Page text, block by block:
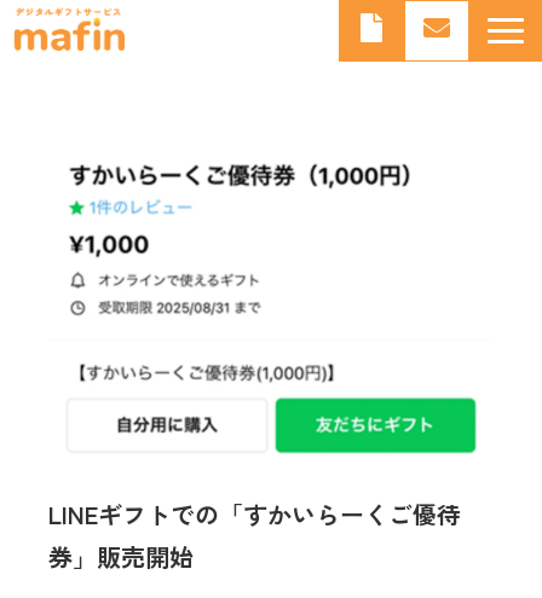
よくあるご質問
導入事例
お知らせ
ブログ
LINEギフトでの「すかいらーくご優待
券」販売開始